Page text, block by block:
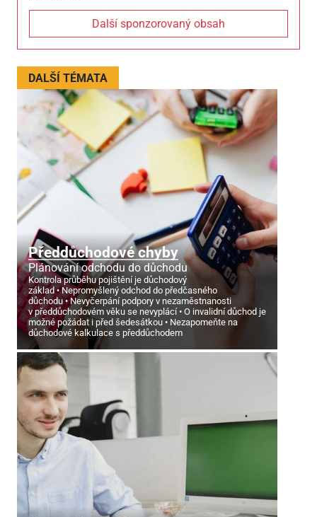
Další sponzorovaný obsah
DALŠÍ TÉMATA
Předdůchodové chyby
Plánování odchodu do důchodu
Kontrola průběhu pojištění je důchodový
základ
Nepromyšlený odchod do předčasného
důchodu
Nevyčerpání podpory v nezaměstnanosti
v předdůchodovém věku se nevyplácí
O invalidní důchod je
možné požádat i před šedesátkou
Nezapomeňte na
důchodové kalkulace s předdůchodem